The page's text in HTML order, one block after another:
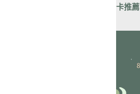
卡推薦